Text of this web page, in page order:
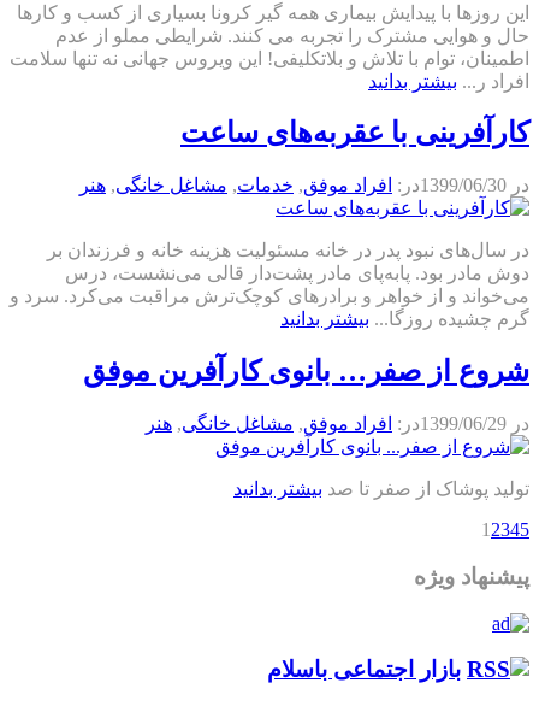
این روزها با پیدایش بیماری همه گیر کرونا بسیاری از کسب و کارها
حال و هوایی مشترک را تجربه می کنند. شرایطی مملو از عدم
اطمینان، توام با تلاش و بلاتکلیفی! این ویروس جهانی نه تنها سلامت
افراد ر... بیشتر بدانید
کارآفرینی با عقربه‌های ساعت
در 1399/06/30در: افراد موفق, خدمات, مشاغل خانگی, هنر
در سال‌های نبود پدر در خانه مسئولیت هزینه خانه و فرزندان بر
دوش مادر بود. پابه‌پای مادر پشت‌دار قالی می‌نشست، درس
می‌خواند و از خواهر و برادرهای کوچک‌ترش مراقبت می‌کرد. سرد و
گرم چشیده روزگا... بیشتر بدانید
شروع از صفر… بانوی کارآفرین موفق
در 1399/06/29در: افراد موفق, مشاغل خانگی, هنر
تولید پوشاک از صفر تا صد بیشتر بدانید
1 2345
پیشنهاد ویژه
بازار اجتماعی باسلام